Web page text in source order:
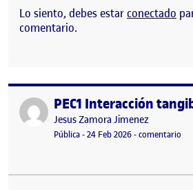
Lo siento, debes estarconectado
comentario.
Publicado porPEC1 Interacción
Publicado por
Jesus Zamora Jimenez
Visibilidad:
Pública-Fecha de publicación
24 Feb 2026-comentario